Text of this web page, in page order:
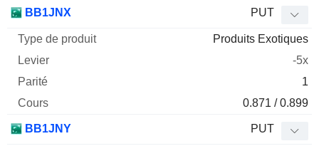
BB1JNX PUT
Produits Exotiques
-5x
1
0.871 / 0.899
BB1JNY PUT